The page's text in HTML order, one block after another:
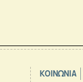
ΚΟΙΝΩΝΙΑ